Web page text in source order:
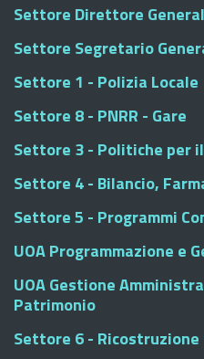
Settore Direttore
Settore Segretario
Settore 1 - Polizia Locale
Settore 8 - PNRR - Gare
Settore 3 - Politiche per
Settore 4 - Bilancio,
Settore 5 - Programmi
UOA Programmazione e
UOA Gestione
Patrimonio
Settore 6 - Ricostruzione